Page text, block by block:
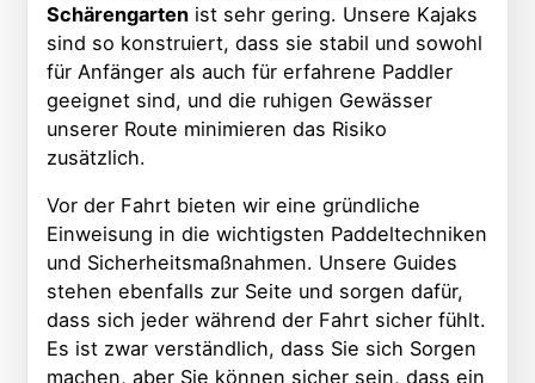
Schärengarten ist sehr gering. Unsere Kajaks
sind so konstruiert, dass sie stabil und sowohl
für Anfänger als auch für erfahrene Paddler
geeignet sind, und die ruhigen Gewässer
unserer Route minimieren das Risiko
zusätzlich.
Vor der Fahrt bieten wir eine gründliche
Einweisung in die wichtigsten Paddeltechniken
und Sicherheitsmaßnahmen. Unsere Guides
stehen ebenfalls zur Seite und sorgen dafür,
dass sich jeder während der Fahrt sicher fühlt.
Es ist zwar verständlich, dass Sie sich Sorgen
machen, aber Sie können sicher sein, dass ein